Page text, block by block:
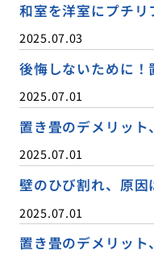
和室を洋室にプチ
2025.07.03
後悔しないために
2025.07.01
置き畳のデメリット
2025.07.01
壁のひび割れ、原因
2025.07.01
置き畳のデメリッ